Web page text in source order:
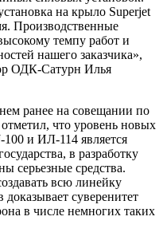
на крыло Superjet
Производственные
темпу работ и
нашего заказчика»,
ОДК-Сатурн Илья
ранее на совещании по
что уровень новых
и ИЛ-114 является
в разработку
серьезные средства.
всю линейку
суверенитет
в числе немногих таких